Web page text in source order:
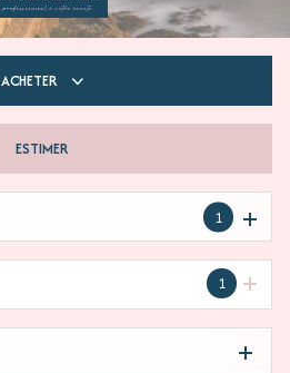
ACHETER
ESTIMER
1
1